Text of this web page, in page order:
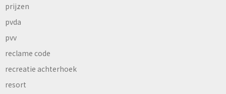
prijzen
pvda
pvv
reclame code
recreatie achterhoek
resort